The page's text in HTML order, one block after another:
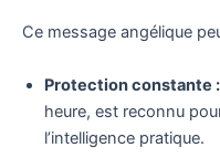
Ce message angélique
Protection constante :
heure, est reconnu
l’intelligence pratique.